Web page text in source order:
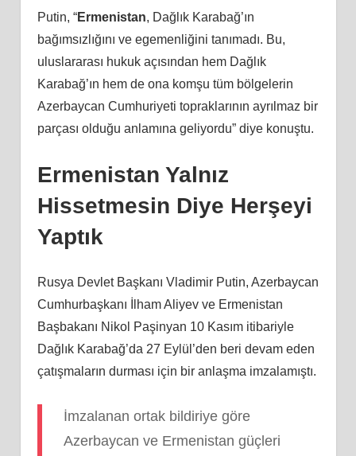
Putin, “Ermenistan, Dağlık Karabağ’ın
bağımsızlığını ve egemenliğini tanımadı. Bu,
uluslararası hukuk açısından hem Dağlık
Karabağ’ın hem de ona komşu tüm bölgelerin
Azerbaycan Cumhuriyeti topraklarının ayrılmaz bir
parçası olduğu anlamına geliyordu” diye konuştu.
Ermenistan Yalnız
Hissetmesin Diye Herşeyi
Yaptık
Rusya Devlet Başkanı Vladimir Putin, Azerbaycan
Cumhurbaşkanı İlham Aliyev ve Ermenistan
Başbakanı Nikol Paşinyan 10 Kasım itibariyle
Dağlık Karabağ’da 27 Eylül’den beri devam eden
çatışmaların durması için bir anlaşma imzalamıştı.
İmzalanan ortak bildiriye göre
Azerbaycan ve Ermenistan güçleri